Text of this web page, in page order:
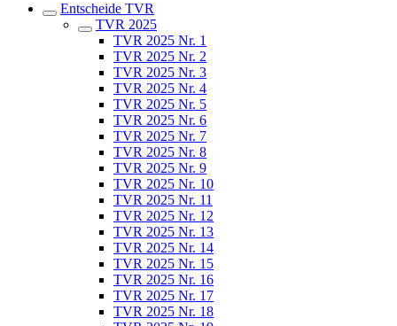
Entscheide TVR
TVR 2025
TVR 2025 Nr. 1
TVR 2025 Nr. 2
TVR 2025 Nr. 3
TVR 2025 Nr. 4
TVR 2025 Nr. 5
TVR 2025 Nr. 6
TVR 2025 Nr. 7
TVR 2025 Nr. 8
TVR 2025 Nr. 9
TVR 2025 Nr. 10
TVR 2025 Nr. 11
TVR 2025 Nr. 12
TVR 2025 Nr. 13
TVR 2025 Nr. 14
TVR 2025 Nr. 15
TVR 2025 Nr. 16
TVR 2025 Nr. 17
TVR 2025 Nr. 18